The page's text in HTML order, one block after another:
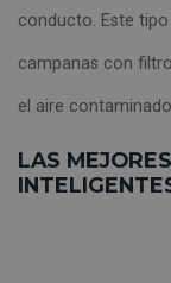
conducto. Este
campanas con
el aire
LAS